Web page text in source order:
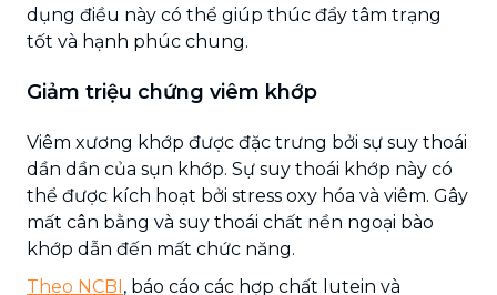
dụng điều này có thể giúp thúc đẩy tâm trạng
tốt và hạnh phúc chung.
Giảm triệu chứng viêm khớp
Viêm xương khớp được đặc trưng bởi sự suy thoái
dần dần của sụn khớp. Sự suy thoái khớp này có
thể được kích hoạt bởi stress oxy hóa và viêm. Gây
mất cân bằng và suy thoái chất nền ngoại bào
khớp dẫn đến mất chức năng.
Theo NCBI, báo cáo các hợp chất lutein và